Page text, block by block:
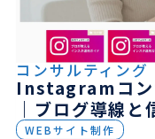
コンサルティング
Instagramコン
｜ブログ導線
WEBサイト制作